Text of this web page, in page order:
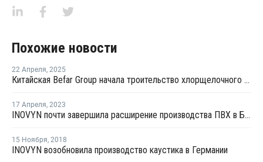
Похожие новости
22 Апреля, 2025
Китайская Befar Group начала троительство хлорщелочного производства в Египте
17 Апреля, 2023
INOVYN почти завершила расширение производства ПВХ в Бельгии
15 Ноября, 2018
INOVYN возобновила производство каустика в Германии